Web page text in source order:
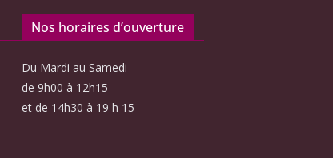
Nos horaires d’ouverture
Du Mardi au Samedi
de 9h00 à 12h15
et de 14h30 à 19 h 15